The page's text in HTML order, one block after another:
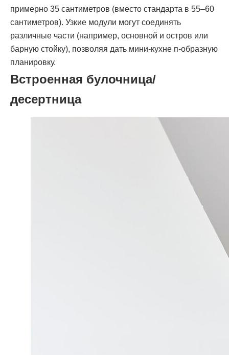
примерно 35 сантиметров (вместо стандарта в 55–60
сантиметров). Узкие модули могут соединять
различные части (например, основной и остров или
барную стойку), позволяя дать мини-кухне п-образную
планировку.
Встроенная булочница/
десертница